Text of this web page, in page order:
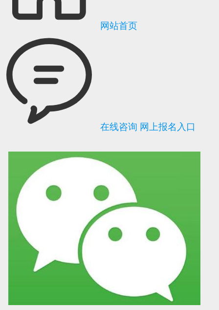
可信网站信用评 网络警察提醒你 诚信网站
网站首页
在线咨询 网上报名入口